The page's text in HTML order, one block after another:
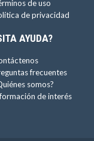
de uso
de privacidad
AYUDA?
frecuentes
somos?
de interés